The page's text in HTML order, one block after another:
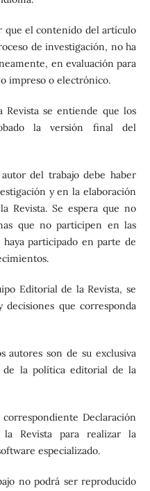
que el contenido del artículo
de investigación, no ha
en evaluación para
impreso o electrónico.
Revista se entiende que los
la versión final del
del trabajo debe haber
y en la elaboración
Revista. Se espera que no
que no participen en las
participado en parte de
Editorial de la Revista, se
que corresponda
autores son de su exclusiva
de la política editorial de la
Declaración
Revista para realizar la
especializado.
no podrá ser reproducido